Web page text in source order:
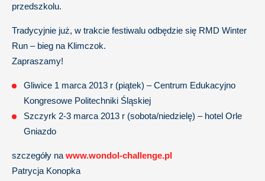
przedszkolu.
Tradycyjnie już, w trakcie festiwalu odbędzie się RMD Winter
Run – bieg na Klimczok.
Zapraszamy!
Gliwice 1 marca 2013 r (piątek) – Centrum Edukacyjno
Kongresowe Politechniki Śląskiej
Szczyrk 2-3 marca 2013 r (sobota/niedzielę) – hotel Orle
Gniazdo
szczegóły na www.wondol-challenge.pl
Patrycja Konopka